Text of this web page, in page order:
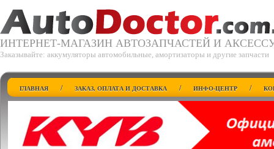
ИНТЕРНЕТ-МАГАЗИН АВТОЗАПЧАСТЕЙ И
Заказывайте: аккумуляторы автомобильные, амортизаторы и другие запчасти
ГЛАВНАЯ / ЗАКАЗ, ОПЛАТА И ДОСТАВКА / ИНФО-ЦЕНТР /